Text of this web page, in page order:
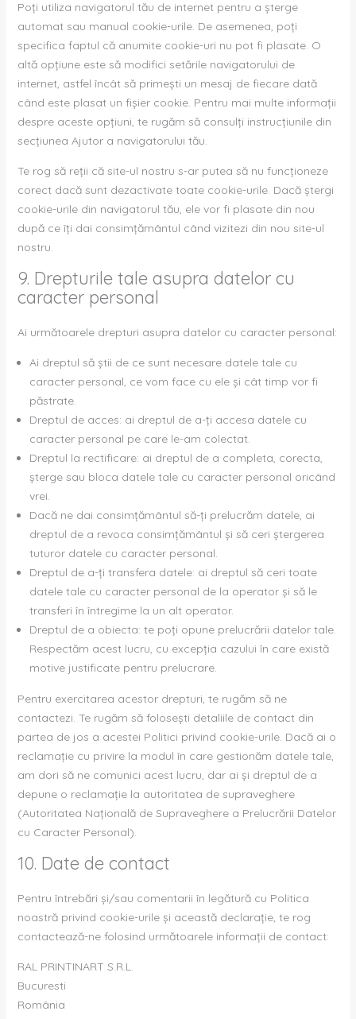
Poți utiliza navigatorul tău de internet pentru a șterge
automat sau manual cookie-urile. De asemenea, poți
specifica faptul că anumite cookie-uri nu pot fi plasate. O
altă opțiune este să modifici setările navigatorului de
internet, astfel încât să primești un mesaj de fiecare dată
când este plasat un fișier cookie. Pentru mai multe informații
despre aceste opțiuni, te rugăm să consulți instrucțiunile din
secțiunea Ajutor a navigatorului tău.
Te rog să reții că site-ul nostru s-ar putea să nu funcționeze
corect dacă sunt dezactivate toate cookie-urile. Dacă ștergi
cookie-urile din navigatorul tău, ele vor fi plasate din nou
după ce îți dai consimțământul când vizitezi din nou site-ul
nostru.
9. Drepturile tale asupra datelor cu
caracter personal
Ai următoarele drepturi asupra datelor cu caracter personal:
Ai dreptul să știi de ce sunt necesare datele tale cu
caracter personal, ce vom face cu ele și cât timp vor fi
păstrate.
Dreptul de acces: ai dreptul de a-ți accesa datele cu
caracter personal pe care le-am colectat.
Dreptul la rectificare: ai dreptul de a completa, corecta,
șterge sau bloca datele tale cu caracter personal oricând
vrei.
Dacă ne dai consimțământul să-ți prelucrăm datele, ai
dreptul de a revoca consimțământul și să ceri ștergerea
tuturor datele cu caracter personal.
Dreptul de a-ți transfera datele: ai dreptul să ceri toate
datele tale cu caracter personal de la operator și să le
transferi în întregime la un alt operator.
Dreptul de a obiecta: te poți opune prelucrării datelor tale.
Respectăm acest lucru, cu excepția cazului în care există
motive justificate pentru prelucrare.
Pentru exercitarea acestor drepturi, te rugăm să ne
contactezi. Te rugăm să folosești detaliile de contact din
partea de jos a acestei Politici privind cookie-urile. Dacă ai o
reclamație cu privire la modul în care gestionăm datele tale,
am dori să ne comunici acest lucru, dar ai și dreptul de a
depune o reclamație la autoritatea de supraveghere
(Autoritatea Națională de Supraveghere a Prelucrării Datelor
cu Caracter Personal).
10. Date de contact
Pentru întrebări și/sau comentarii în legătură cu Politica
noastră privind cookie-urile și această declarație, te rog
contactează-ne folosind următoarele informații de contact:
RAL PRINTINART S.R.L.
Bucuresti
România